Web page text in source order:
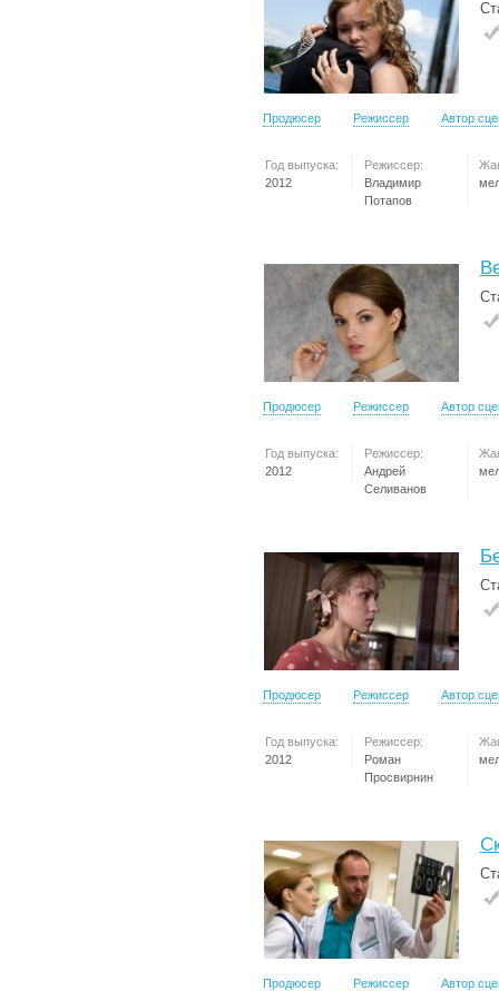
Продюсер Режиссер Автор
Год выпуска:
2012
Режиссер:
Владимир
Потапов
Продюсер Режиссер Автор
Год выпуска:
2012
Режиссер:
Андрей
Селиванов
Продюсер Режиссер Автор
Год выпуска:
2012
Режиссер:
Роман
Просвирнин
Продюсер Режиссер Автор